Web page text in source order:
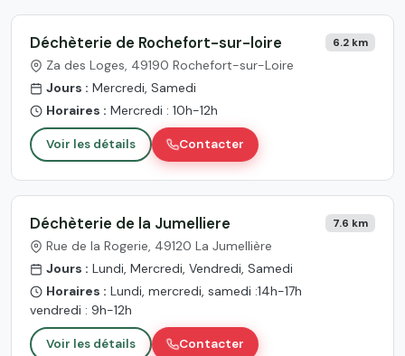
Déchèterie de Rochefort-sur-loire 6.2 km
Za des Loges, 49190 Rochefort-sur-Loire
Jours : Mercredi, Samedi
Horaires : Mercredi : 10h-12h
Voir les détails Contacter
Déchèterie de la Jumelliere 7.6 km
Rue de la Rogerie, 49120 La Jumellière
Jours : Lundi, Mercredi, Vendredi, Samedi
Horaires : Lundi, mercredi, samedi :14h-17h
vendredi : 9h-12h
Voir les détails Contacter